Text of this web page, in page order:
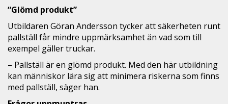
“Glömd produkt”
Utbildaren Göran Andersson tycker att säkerheten runt
pallställ får mindre uppmärksamhet än vad som till
exempel gäller truckar.
– Pallställ är en glömd produkt. Med den här utbildning
kan människor lära sig att minimera riskerna som finns
med pallställ, säger han.